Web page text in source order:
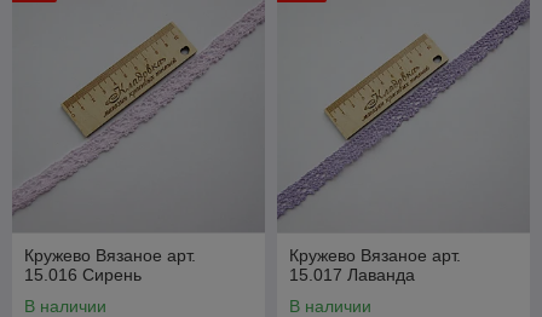
Кружево Вязаное арт.
15.016 Сирень
В наличии
Кружево Вязаное арт.
15.017 Лаванда
В наличии